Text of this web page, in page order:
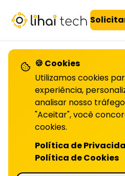
LiHai - Página inicial
VOLTAR PARA O BLOG
Desafios na
CLIENTES
Manter clientes no setor
desafio! Descubra
aumentar a retenção.
🍪 Cookies
Utilizamos cookies
experiência,
analisar nosso
"Aceitar", você
cookies.
Política de
Política de Cookies